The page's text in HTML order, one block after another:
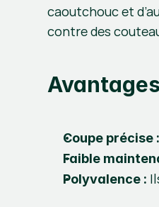
caoutchouc et
contre des
Coupe précise :
Faible
Polyvalence :